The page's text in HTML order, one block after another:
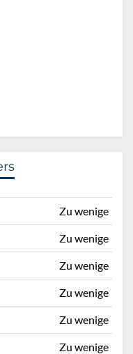
Zu wenige
Zu wenige
Zu wenige
Zu wenige
Zu wenige
Zu wenige